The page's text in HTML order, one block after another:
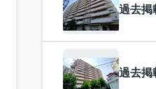
過去掲
過去掲